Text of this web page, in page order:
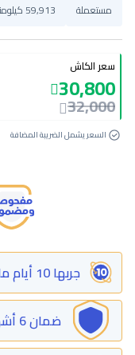
مستعملة 59,913 كيلومتر
سعر الكاش
30,800
32,000
السعر يشمل الضريبة المضافة
جربها 10 أيام ما جازتلك رجعها
ضمان 6 أشهر أو 10 آلاف كم قابل للترقية